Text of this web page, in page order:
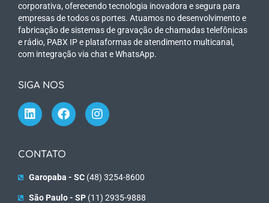
corporativa, oferecendo tecnologia inovadora e segura para
empresas de todos os portes. Atuamos no desenvolvimento e
fabricação de sistemas de gravação de chamadas telefônicas
e rádio, PABX IP e plataformas de atendimento multicanal,
com integração via chat e WhatsApp.
SIGA NOS
CONTATO
Garopaba - SC(48) 3254-8600
São Paulo - SP(11) 2935-9888